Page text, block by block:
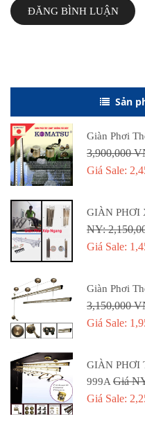
ĐĂNG BÌNH LUẬN
Sản
Giàn Phơi
3,900,000
Giá Sale:
GIÀN PHƠI
NY:
Giá Sale:
Giàn Phơi
3,150,000
Giá Sale:
GIÀN PHƠI
999AGiá
Giá Sale: